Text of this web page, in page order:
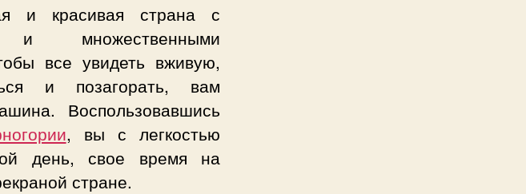
и красивая страна с
и множественными
все увидеть вживую,
и позагорать, вам
Воспользовавшись
, вы с легкостью
день, свое время на
стране.